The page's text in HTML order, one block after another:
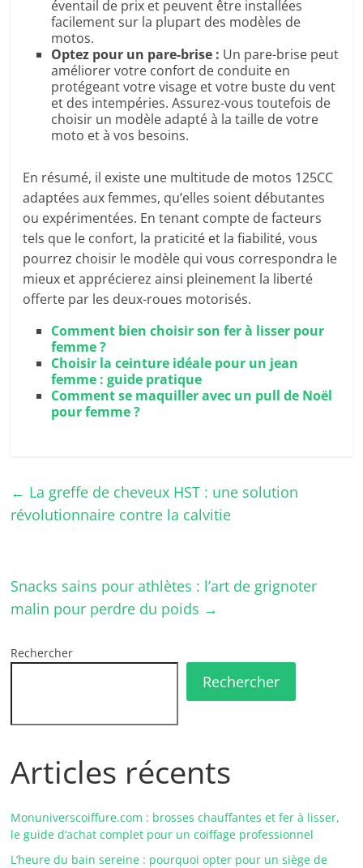
éventail de prix et peuvent être installées
facilement sur la plupart des modèles de
motos.
Optez pour un pare-brise : Un pare-brise peut
améliorer votre confort de conduite en
protégeant votre visage et votre buste du vent
et des intempéries. Assurez-vous toutefois de
choisir un modèle adapté à la taille de votre
moto et à vos besoins.
En résumé, il existe une multitude de motos 125CC
adaptées aux femmes, qu’elles soient débutantes
ou expérimentées. En tenant compte de facteurs
tels que le confort, la praticité et la fiabilité, vous
pourrez choisir le modèle qui vous correspondra le
mieux et apprécierez ainsi pleinement la liberté
offerte par les deux-roues motorisés.
Comment bien choisir son fer à lisser pour
femme ?
Choisir la ceinture idéale pour un jean
femme : guide pratique
Comment se maquiller avec un pull de Noël
pour femme ?
← La greffe de cheveux HST : une solution
révolutionnaire contre la calvitie
Snacks sains pour athlètes : l’art de grignoter
malin pour perdre du poids →
Rechercher
Rechercher
Articles récents
Monuniverscoiffure.com : brosses chauffantes et fer à lisser,
le guide d’achat complet pour un coiffage professionnel
L’heure du bain sereine : pourquoi opter pour un siège de